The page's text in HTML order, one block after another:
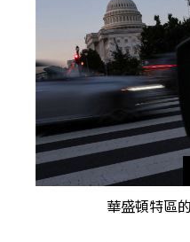
華盛頓特區